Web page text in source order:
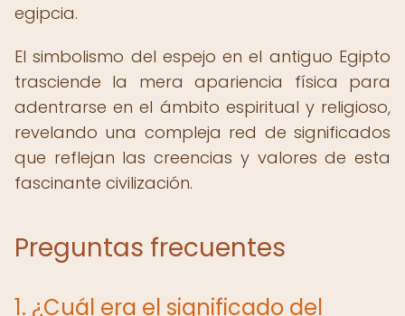
egipcia.
El simbolismo del espejo en el antiguo Egipto
trasciende la mera apariencia física para
adentrarse en el ámbito espiritual y religioso,
revelando una compleja red de significados
que reflejan las creencias y valores de esta
fascinante civilización.
Preguntas frecuentes
1. ¿Cuál era el significado del